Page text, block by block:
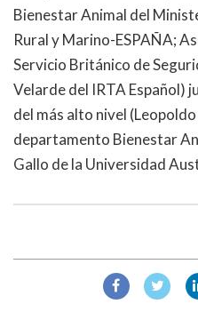
Bienestar Animal del
Rural y Marino-ESPAÑA;
Servicio Británico de
Velarde del IRTA Español)
del más alto nivel
departamento Bienestar
Gallo de la Universidad